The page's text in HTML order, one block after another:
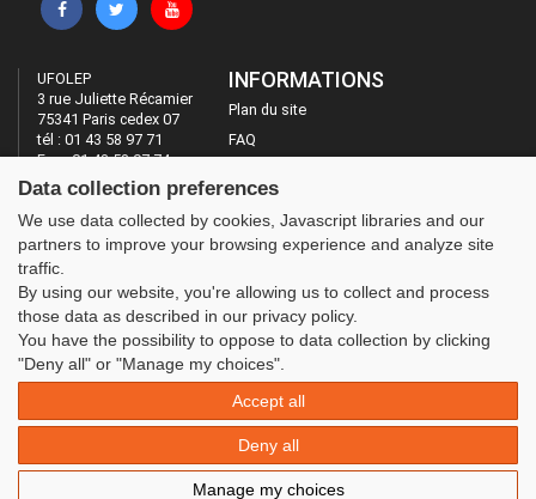
UFOLEP
3 rue Juliette Récamier
75341 Paris cedex 07
tél : 01 43 58 97 71
Fax : 01 43 58 97 74
INFORMATIONS
Plan du site
FAQ
Administration
LES SITES DE L'UFOLEP
Guide Asso
Communication Asso
Inscriptions évènements
© 2020 UFOLEP . All rights reserved | Design by
Data collection preferences
We use data collected by cookies, Javascript libraries and our
partners to improve your browsing experience and analyze site
traffic.
By using our website, you're allowing us to collect and process
those data as described in our privacy policy.
You have the possibility to oppose to data collection by clicking
"Deny all" or "Manage my choices".
Accept all
Deny all
Manage my choices